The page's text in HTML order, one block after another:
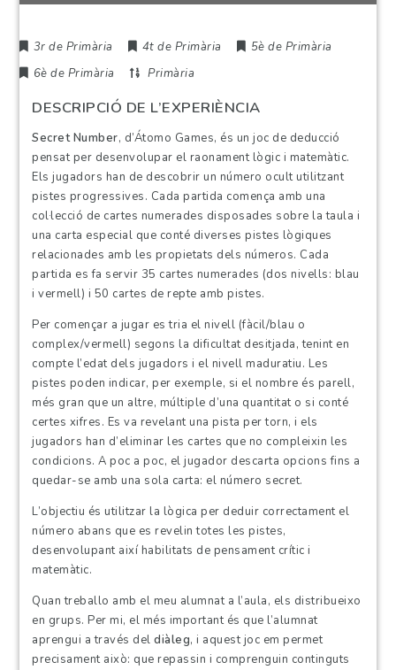
3r de Primària 4t de Primària
5è de Primària
6è de Primària
Primària
DESCRIPCIÓ DE L’EXPERIÈNCIA
Secret Number, d’Átomo Games, és un joc de deducció
pensat per desenvolupar el raonament lògic i matemàtic.
Els jugadors han de descobrir un número ocult utilitzant
pistes progressives. Cada partida comença amb una
col·lecció de cartes numerades disposades sobre la taula i
una carta especial que conté diverses pistes lògiques
relacionades amb les propietats dels números. Cada
partida es fa servir 35 cartes numerades (dos nivells: blau
i vermell) i 50 cartes de repte amb pistes.
Per començar a jugar es tria el nivell (fàcil/blau o
complex/vermell) segons la dificultat desitjada, tenint en
compte l’edat dels jugadors i el nivell maduratiu. Les
pistes poden indicar, per exemple, si el nombre és parell,
més gran que un altre, múltiple d’una quantitat o si conté
certes xifres. Es va revelant una pista per torn, i els
jugadors han d’eliminar les cartes que no compleixin les
condicions. A poc a poc, el jugador descarta opcions fins a
quedar-se amb una sola carta: el número secret.
L’objectiu és utilitzar la lògica per deduir correctament el
número abans que es revelin totes les pistes,
desenvolupant així habilitats de pensament crític i
matemàtic.
Quan treballo amb el meu alumnat a l’aula, els distribueixo
en grups. Per mi, el més important és que l’alumnat
aprengui a través deldiàleg, i aquest joc em permet
precisament això: que repassin i comprenguin continguts